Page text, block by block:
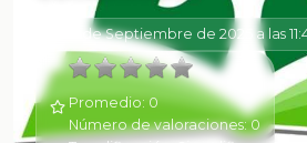
22 de Septiembre de 2025 a las
Promedio:0
Número de valoraciones:0